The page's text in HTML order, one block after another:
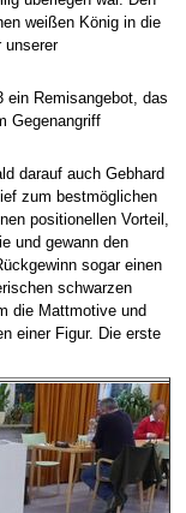
weißen König in die
unserer
ein Remisangebot, das
Gegenangriff
darauf auch Gebhard
zum bestmöglichen
positionellen Vorteil,
und gewann den
sogar einen
schwarzen
die Mattmotive und
einer Figur. Die erste